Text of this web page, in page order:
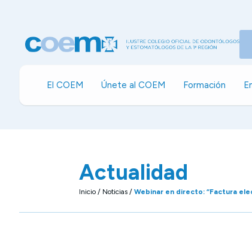
El COEM Únete al COEM Formación
Actualidad
Inicio / Noticias / Webinar en directo: “Factura